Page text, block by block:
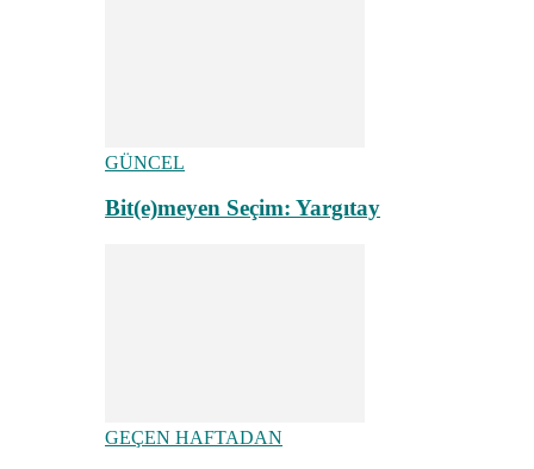
GÜNCEL
Bit(e)meyen Seçim: Yargıtay
GEÇEN HAFTADAN